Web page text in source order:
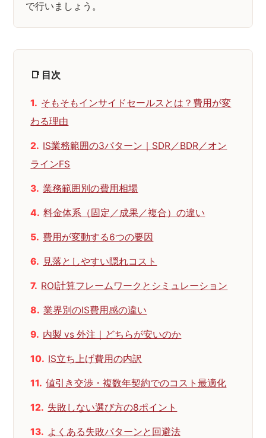
で行いましょう。
📑 目次
そもそもインサイドセールスとは？費用が変
わる理由
IS業務範囲の3パターン｜SDR／BDR／オン
ラインFS
業務範囲別の費用相場
料金体系（固定／成果／複合）の違い
費用が変動する6つの要因
見落としやすい隠れコスト
ROI計算フレームワークとシミュレーション
業界別のIS費用感の違い
内製 vs 外注｜どちらが安いのか
IS立ち上げ費用の内訳
値引き交渉・複数年契約でのコスト最適化
失敗しない選び方の8ポイント
よくある失敗パターンと回避法